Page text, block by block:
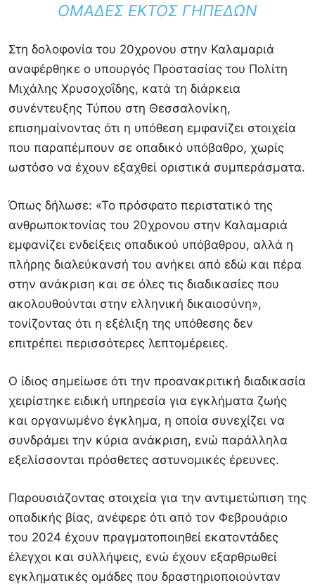
ΟΜΆΔΕΣ ΕΚΤΌΣ ΓΗΠΈΔΩΝ
Στη δολοφονία του 20χρονου στην Καλαμαριά
αναφέρθηκε ο υπουργός Προστασίας του Πολίτη
Μιχάλης Χρυσοχοΐδης, κατά τη διάρκεια
συνέντευξης Τύπου στη Θεσσαλονίκη,
επισημαίνοντας ότι η υπόθεση εμφανίζει στοιχεία
που παραπέμπουν σε οπαδικό υπόβαθρο, χωρίς
ωστόσο να έχουν εξαχθεί οριστικά συμπεράσματα.
Όπως δήλωσε: «Το πρόσφατο περιστατικό της
ανθρωποκτονίας του 20χρονου στην Καλαμαριά
εμφανίζει ενδείξεις οπαδικού υπόβαθρου, αλλά η
πλήρης διαλεύκανσή του ανήκει από εδώ και πέρα
στην ανάκριση και σε όλες τις διαδικασίες που
ακολουθούνται στην ελληνική δικαιοσύνη»,
τονίζοντας ότι η εξέλιξη της υπόθεσης δεν
επιτρέπει περισσότερες λεπτομέρειες.
Ο ίδιος σημείωσε ότι την προανακριτική διαδικασία
χειρίστηκε ειδική υπηρεσία για εγκλήματα ζωής
και οργανωμένο έγκλημα, η οποία συνεχίζει να
συνδράμει την κύρια ανάκριση, ενώ παράλληλα
εξελίσσονται πρόσθετες αστυνομικές έρευνες.
Παρουσιάζοντας στοιχεία για την αντιμετώπιση της
οπαδικής βίας, ανέφερε ότι από τον Φεβρουάριο
του 2024 έχουν πραγματοποιηθεί εκατοντάδες
έλεγχοι και συλλήψεις, ενώ έχουν εξαρθρωθεί
εγκληματικές ομάδες που δραστηριοποιούνταν